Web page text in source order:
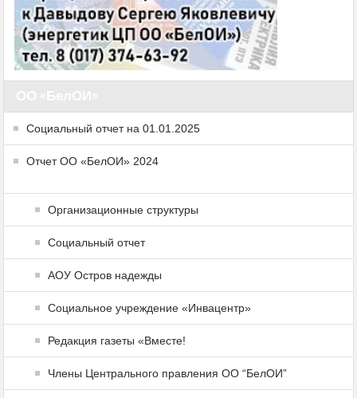
Социальный отчет на 01.01.2025
Отчет ОО «БелОИ» 2024
Организационные структуры
Социальный отчет
АОУ Остров надежды
Социальное учреждение «Инвацентр»
Редакция газеты «Вместе!
Члены Центрального правления ОО “БелОИ”